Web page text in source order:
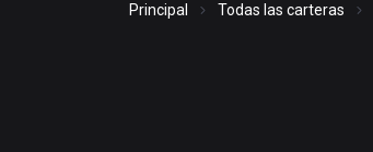
Principal Todas las carteras